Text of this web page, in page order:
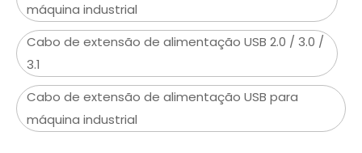
máquina industrial
Cabo de extensão de alimentação USB 2.0 / 3.0 /
3.1
Cabo de extensão de alimentação USB para
máquina industrial